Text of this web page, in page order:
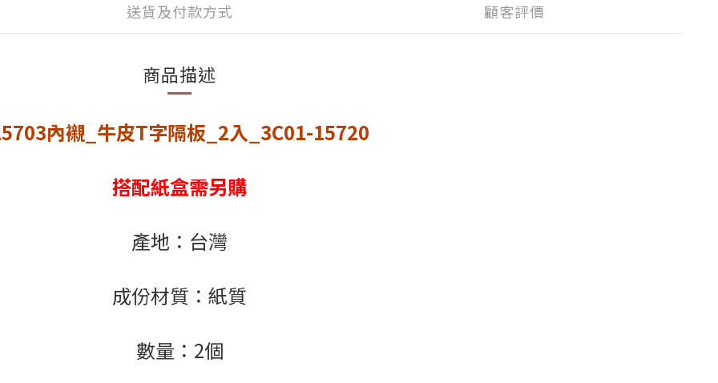
送貨及付款方式 顧客評價
商品描述
內襯_牛皮T字隔板_2入_3C01-15720
搭配紙盒需另購
產地：台灣
成份材質：紙質
數量：2個